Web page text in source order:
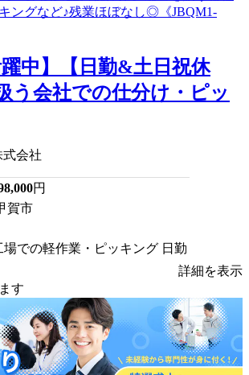
躍中】【日勤&土日祝休
う会社での仕分け・ピッ
会社
円
賀市
場での軽作業・ピッキング 日勤
詳細を表示
す